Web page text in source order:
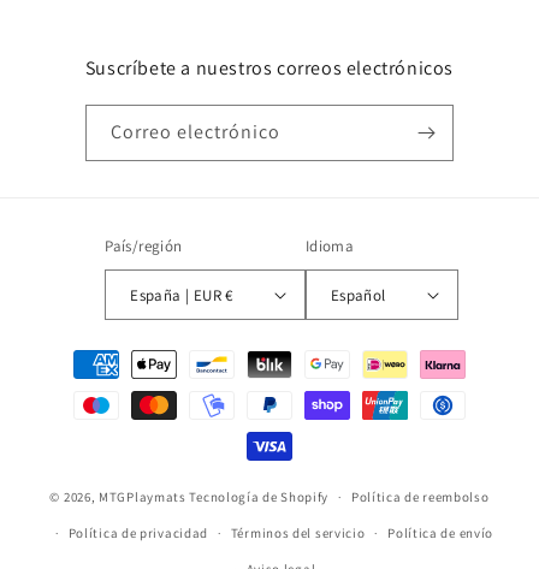
Suscríbete a nuestros correos electrónicos
Correo electrónico
País/región
España | EUR €
Idioma
Español
Formas
© 2026, MTGPlaymats Tecnología de Shopify Política de reembolso
Política de privacidad Términos del servicio Política de envío